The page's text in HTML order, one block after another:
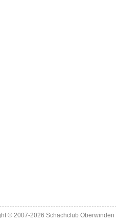
© 2007-2026Schachclub Oberwinden